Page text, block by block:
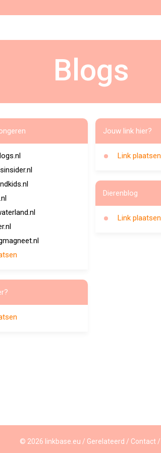
Blogs
Jouw link hier?
Link plaatsen
Dierenblog
Link plaatsen
© 2026 linkbase.eu / Gerelateerd / Contact/